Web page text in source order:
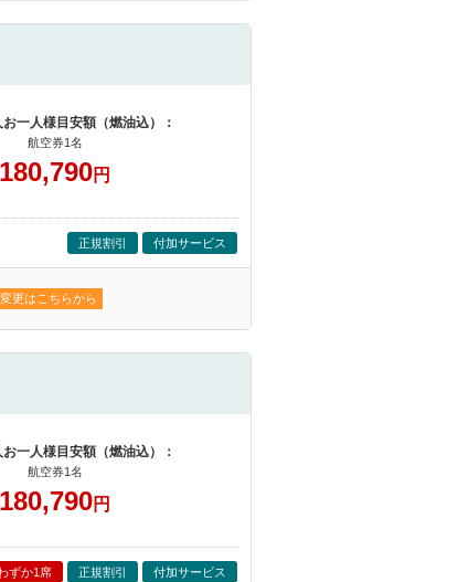
一人様目安額（燃油込）：
航空券1名
180,790円
正規割引 付加サービス
更はこちらから
一人様目安額（燃油込）：
航空券1名
180,790円
ずか1席 正規割引 付加サービス